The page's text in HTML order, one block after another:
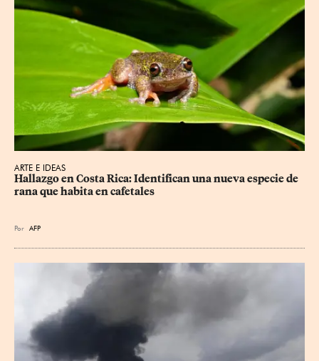
ARTE E IDEAS
Hallazgo en Costa Rica: Identifican una nueva especie de
rana que habita en cafetales
Por AFP